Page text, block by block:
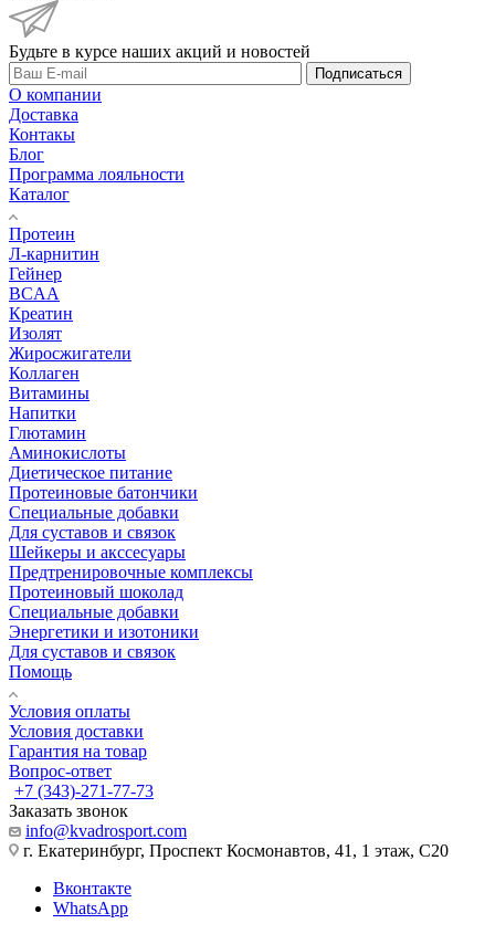
Будьте в курсе наших акций и новостей
Подписаться
О компании
Доставка
Контакы
Блог
Программа лояльности
Каталог
Протеин
Л-карнитин
Гейнер
BCAA
Креатин
Изолят
Жиросжигатели
Коллаген
Витамины
Напитки
Глютамин
Аминокислоты
Диетическое питание
Протеиновые батончики
Специальные добавки
Для суставов и связок
Шейкеры и акссесуары
Предтренировочные комплексы
Протеиновый шоколад
Специальные добавки
Энергетики и изотоники
Для суставов и связок
Помощь
Условия оплаты
Условия доставки
Гарантия на товар
Вопрос-ответ
+7 (343)-271-77-73
Заказать звонок
info@kvadrosport.com
г. Екатеринбург, Проспект Космонавтов, 41, 1 этаж, С20
Вконтакте
WhatsApp